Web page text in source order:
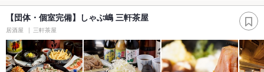
【団体・個室完備】しゃぶ嶋 三軒茶屋
居酒屋 三軒茶屋